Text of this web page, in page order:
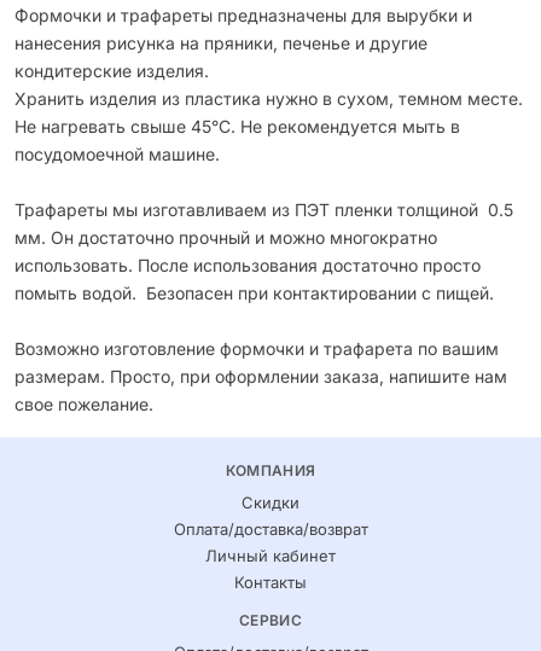
Формочки и трафареты предназначены для вырубки и
нанесения рисунка на пряники, печенье и другие
кондитерские изделия.
Хранить изделия из пластика нужно в сухом, темном месте.
Не нагревать свыше 45°С. Не рекомендуется мыть в
посудомоечной машине.
Трафареты мы изготавливаем из ПЭТ пленки толщиной 0.5
мм. Он достаточно прочный и можно многократно
использовать. После использования достаточно просто
помыть водой. Безопасен при контактировании с пищей.
Возможно изготовление формочки и трафарета по вашим
размерам. Просто, при оформлении заказа, напишите нам
свое пожелание.
КОМПАНИЯ
Скидки
Оплата/доставка/возврат
Личный кабинет
Контакты
СЕРВИС